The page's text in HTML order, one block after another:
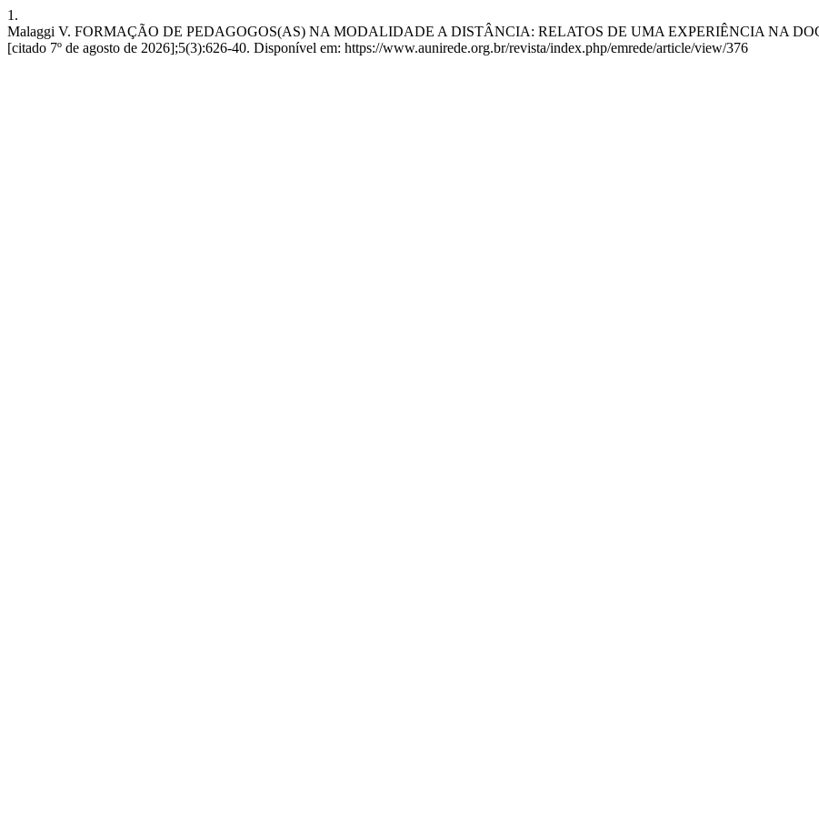
1.
Malaggi V. FORMAÇÃO DE PEDAGOGOS(AS) NA MODALIDADE A DISTÂNCIA: RELATOS DE UMA EXPERIÊNCIA NA
[citado 7º de agosto de 2026];5(3):626-40. Disponível em: https://www.aunirede.org.br/revista/index.php/emrede/article/view/376